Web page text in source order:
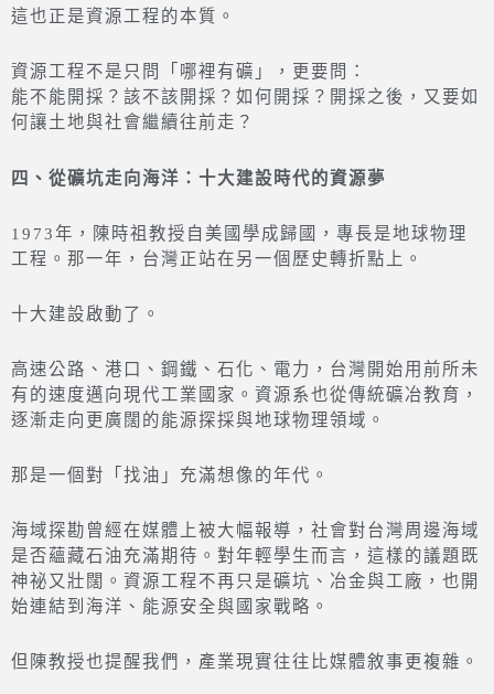
這也正是資源工程的本質。
資源工程不是只問「哪裡有礦」，更要問：
能不能開採？該不該開採？如何開採？開採之後，又要如
何讓土地與社會繼續往前走？
四、從礦坑走向海洋：十大建設時代的資源夢
1973年，陳時祖教授自美國學成歸國，專長是地球物理
工程。那一年，台灣正站在另一個歷史轉折點上。
十大建設啟動了。
高速公路、港口、鋼鐵、石化、電力，台灣開始用前所未
有的速度邁向現代工業國家。資源系也從傳統礦冶教育，
逐漸走向更廣闊的能源探採與地球物理領域。
那是一個對「找油」充滿想像的年代。
海域探勘曾經在媒體上被大幅報導，社會對台灣周邊海域
是否蘊藏石油充滿期待。對年輕學生而言，這樣的議題既
神祕又壯闊。資源工程不再只是礦坑、冶金與工廠，也開
始連結到海洋、能源安全與國家戰略。
但陳教授也提醒我們，產業現實往往比媒體敘事更複雜。